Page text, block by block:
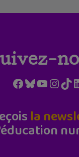
Facebook
Bluesky
la